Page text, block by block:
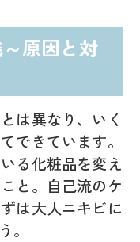
原因と対
は異なり、いく
できています。
る化粧品を変え
と。自己流のケ
は大人ニキビに
。